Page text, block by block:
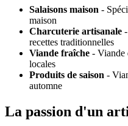
Salaisons maison -
maison
Charcuterie artisanale
recettes traditionnelles
Viande fraîche - Viande
locales
Produits de saison -
automne
La passion d'un